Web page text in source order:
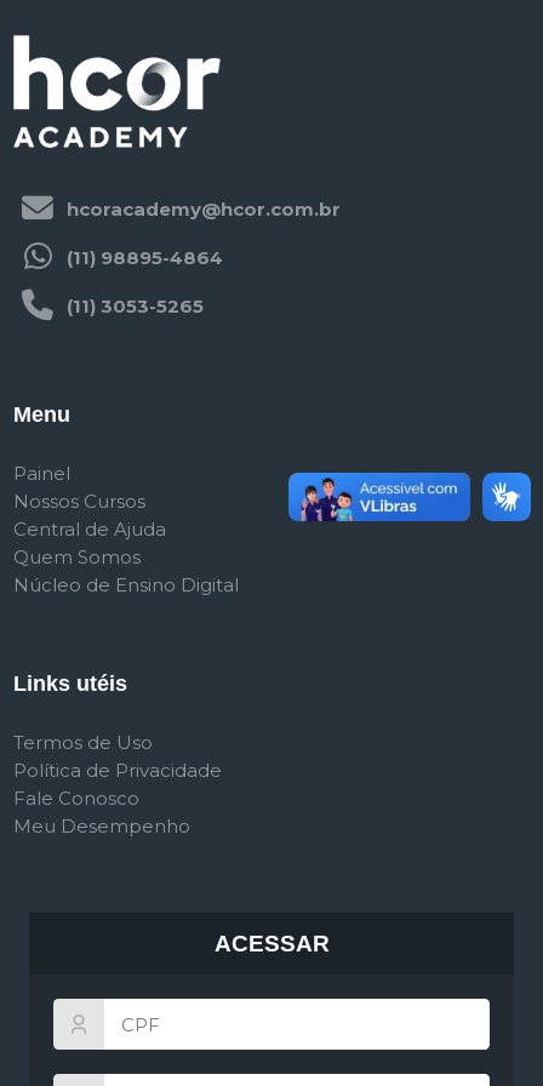
hcoracademy@hcor.com.br
(11) 98895-4864
(11) 3053-5265
Menu
Painel
Nossos Cursos
Central de Ajuda
Quem Somos
Núcleo de Ensino Digital
Links utéis
Termos de Uso
Política de Privacidade
Fale Conosco
Meu Desempenho
ACESSAR